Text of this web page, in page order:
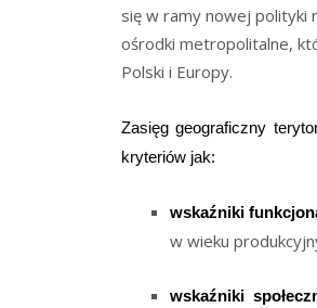
się w ramy nowej polityki
ośrodki metropolitalne,
Polski i Europy.
Zasięg geograficzny
kryteriów jak:
wskaźniki
w wieku
wskaźniki